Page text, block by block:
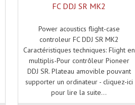
FC DDJ SR MK2
Power acoustics flight-case
controleur FC DDJ SR MK2
Caractéristiques techniques: Flight en
multiplis-Pour contrôleur Pioneer
DDJ SR. Plateau amovible pouvant
supporter un ordinateur - cliquez-ici
pour lire la suite...